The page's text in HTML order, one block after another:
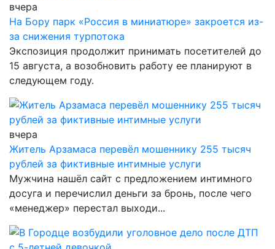
вчера
На Бору парк «Россия в миниатюре» закроется из-
за снижения турпотока
Экспозиция продолжит принимать посетителей до
15 августа, а возобновить работу ее планируют в
следующем году.
вчера
Житель Арзамаса перевёл мошеннику 255 тысяч
рублей за фиктивные интимные услуги
Мужчина нашёл сайт с предложением интимного
досуга и перечислил деньги за бронь, после чего
«менеджер» перестал выходи...